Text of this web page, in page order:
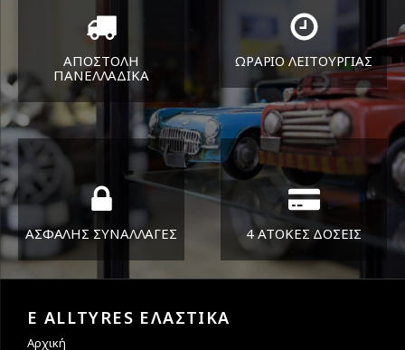
ΑΠΟΣΤΟΛΗ
ΠΑΝΕΛΛΑΔΙΚA
Όπου και αν είστε θα σας
στείλουμε τα ελαστικά σας
ΩΡΑΡΙΟ ΛΕΙΤΟΥΡΓΙΑΣ
ΔΕΥ-ΠΑΡ 8:30-17:30
ΣΑΒ 8:30-13:30
ΑΣΦΑΛΗΣ ΣΥΝΑΛΛΑΓΕΣ 4 ΑΤΟΚΕΣ ΔΟΣΕΙΣ
E ALLTYRES ΕΛΑΣΤΙΚΑ
Αρχική